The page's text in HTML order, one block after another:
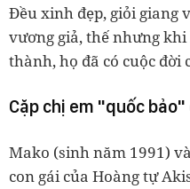
Đều xinh đẹp, giỏi giang
vương giả, thế nhưng
thành, họ đã có cuộc đời
Cặp chị em "quốc bảo"
Mako (sinh năm 1991)
con gái của Hoàng tự